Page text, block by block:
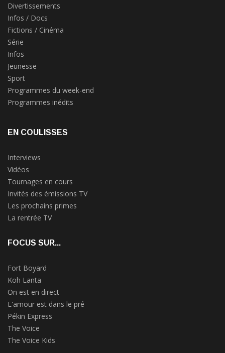
Divertissements
Infos / Docs
Fictions / Cinéma
Série
Infos
Jeunesse
Sport
Programmes du week-end
Programmes inédits
EN COULISSES
Interviews
Vidéos
Tournages en cours
Invités des émissions TV
Les prochains primes
La rentrée TV
FOCUS SUR...
Fort Boyard
Koh Lanta
On est en direct
L'amour est dans le pré
Pékin Express
The Voice
The Voice Kids